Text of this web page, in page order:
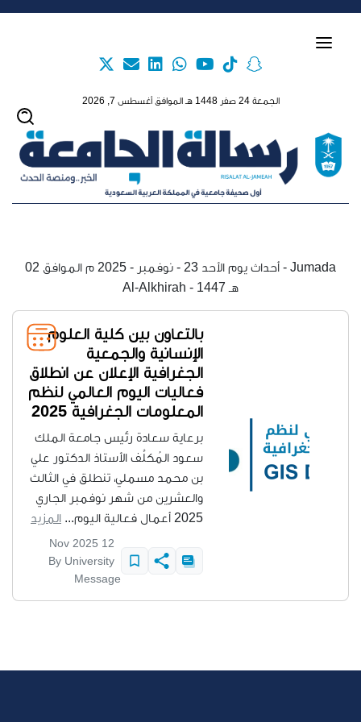
الجمعة 24 صفر 1448 هـ الموافق أغسطس 7, 2026
أحداث يوم الأحد 23 - نوفمبر - 2025 م الموافق 02 - Jumada
Al-Alkhirah - 1447 هـ
بالتعاون بين كلية العلوم
الإنسانية والجمعية
الجغرافية الإعلان عن انطلاق
فعاليات اليوم العالمي لنظم
المعلومات الجغرافية 2025
برعاية سعادة رئيس جامعة الملك
سعود المُكلَّف الأستاذ الدكتور علي
بن محمد مسملي، تنطلق في الثالث
والعشرين من شهر نوفمبر الجاري
2025 أعمال فعالية اليوم...
المزيد
12 Nov 2025
By University
Message